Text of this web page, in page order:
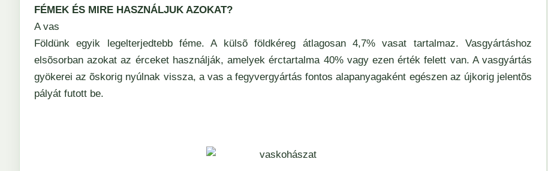
FÉMEK ÉS MIRE HASZNÁLJUK AZOKAT?
A vas
Földünk egyik legelterjedtebb féme. A külsõ földkéreg átlagosan 4,7% vasat tartalmaz. Vasgyártáshoz
elsõsorban azokat az érceket használják, amelyek érctartalma 40% vagy ezen érték felett van. A vasgyártás
gyökerei az õskorig nyúlnak vissza, a vas a fegyvergyártás fontos alapanyagaként egészen az újkorig jelentõs
pályát futott be.